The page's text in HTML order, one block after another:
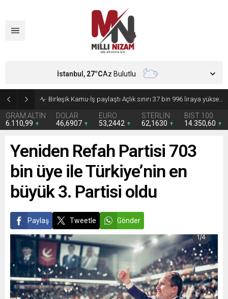
Birleşik Kamu-İş paylaştı Açlık sınırı 37 bin 996 liraya yükseldi
GRAM ALTIN
6.110,99
DOLAR
46,6907
EURO
53,2442
STERLİN
62,1630
BIST 100
14.350,60
İstanbul, 27°CAz Bulutlu
Yeniden Refah Partisi 703
bin üye ile Türkiye’nin en
büyük 3. Partisi oldu
Paylaş Tweetle Gönder